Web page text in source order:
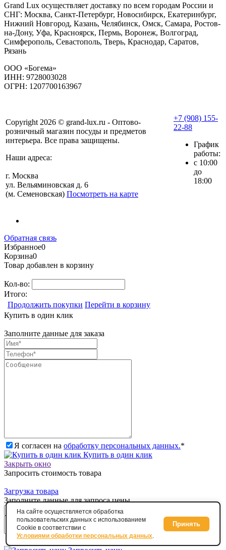
Grand Lux осуществляет доставку по всем городам России и
СНГ: Москва, Санкт-Петербург, Новосибирск, Екатеринбург,
Нижний Новгород, Казань, Челябинск, Омск, Самара, Ростов-
на-Дону, Уфа, Красноярск, Пермь, Воронеж, Волгоград,
Симферополь, Севастополь, Тверь, Краснодар, Саратов,
Рязань
ООО «Богема»
ИНН: 9728003028
ОГРН: 1207700163967
Copyright 2026 © grand-lux.ru - Оптово-
розничный магазин посуды и предметов
интерьера. Все права защищены.
Наши адреса:
г. Москва
ул. Вельяминовская д. 6
(м. Семеновская) Посмотреть на карте
+7 (908) 155-
22-88
График
работы:
с 10:00
до
18:00
Обратная связь
Избранное0
Корзина0
Товар добавлен в корзину
Кол-во:
Итого:
Продолжить покупки Перейти в корзину
Купить в один клик
Заполните данные для заказа
Я согласен на обработку персональных данных.*
Купить в один клик
Закрыть окно
Запросить стоимость товара
Загрузка товара
Заполните данные для запроса цены
Я согласен наобработку персональных данных.
На сайте осуществляется обработка
пользовательских данных с использованием
Cookie в соответствии с
Условиями обработки персональных данных.
Принять